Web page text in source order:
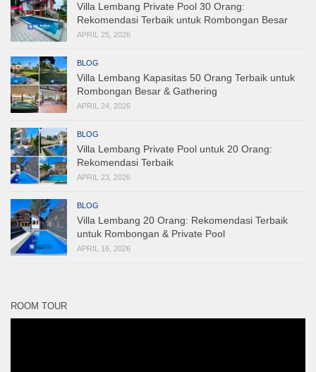
Villa Lembang Private Pool 30 Orang:
Rekomendasi Terbaik untuk Rombongan Besar
APRIL 25, 2026
BLOG
Villa Lembang Kapasitas 50 Orang Terbaik untuk
Rombongan Besar & Gathering
APRIL 24, 2026
BLOG
Villa Lembang Private Pool untuk 20 Orang:
Rekomendasi Terbaik
APRIL 23, 2026
BLOG
Villa Lembang 20 Orang: Rekomendasi Terbaik
untuk Rombongan & Private Pool
APRIL 16, 2026
ROOM TOUR